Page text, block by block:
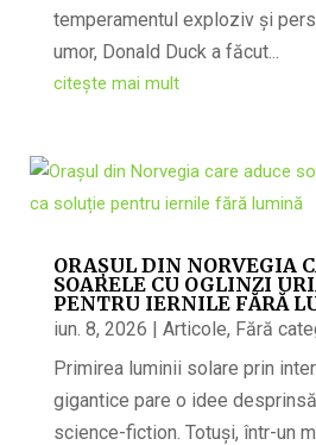
temperamentul exploziv și
umor, Donald Duck a făcut...
citește mai mult
ORAȘUL DIN NORVEGIA
SOARELE CU OGLINZI
PENTRU IERNILE FĂRĂ
iun. 8, 2026 | Articole, Fără
Primirea luminii solare prin
gigantice pare o idee
science-fiction. Totuși, într-un